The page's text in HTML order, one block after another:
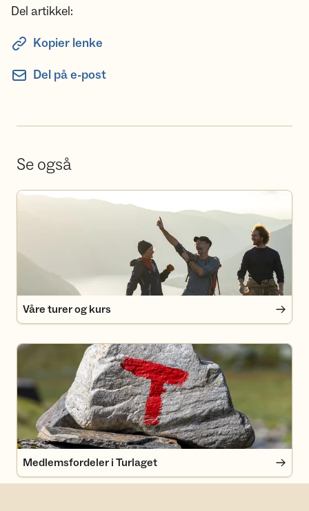
Del artikkel:
Kopier lenke
Del på e-post
Se også
Våre turer og kurs
Våre turer og kurs
Medlemsfordeler i Turlaget
Medlemsfordeler i Turlaget